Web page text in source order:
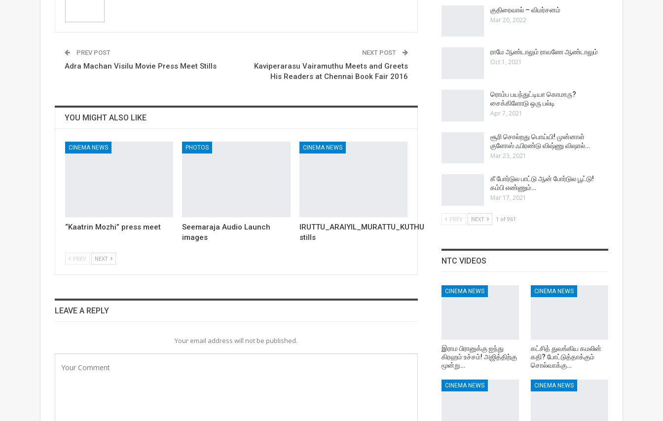
PREV POST
Adra Machan Visilu Movie Press Meet Stills
NEXT POST
Kaviperarasu Vairamuthu Meets and Greets
His Readers at Chennai Book Fair 2016
YOU MIGHT ALSO LIKE
CINEMA NEWS
“Kaatrin Mozhi” press meet
PHOTOS
Seemaraja Audio Launch
images
CINEMA NEWS
IRUTTU_ARAIYIL_MURATTU_KUTHU
stills
PREV NEXT
LEAVE A REPLY
Your email address will not be published.
குதிரைவால் – விமர்சனம்
Mar 20, 2022
ராமே ஆண்டாலும் ராவணே ஆண்டாலும்
Oct 1, 2021
ரொம்ப பயந்துட்டியா கொமாரு?
சைக்கிளோடு ஒரு பல்டி
Apr 7, 2021
சூரி சொல்றது பொய்யி! முன்னாள்
குளோஸ் ஃபிரண்டு விஷ்ணு விஷால்…
Mar 23, 2021
கீ போர்டுல பாட்டு ஆன் போர்டுல பூட்டு!
கம்பி எண்ணும்…
Mar 17, 2021
PREV NEXT 1 of 961
NTC VIDEOS
CINEMA NEWS
இராம பிரானுக்கு ஐந்து
கிரஹம் உச்சம்! அஜித்திற்கு
மூன்று…
CINEMA NEWS
கட்சித் துவங்கிய கமலின்
கதி? போட்டுத்தாக்கும்
சொல்வாக்கு…
CINEMA NEWS CINEMA NEWS